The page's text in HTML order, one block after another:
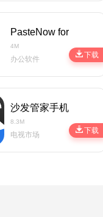
PasteNow for Mac
4M
办公软件 下载
沙发管家手机版
8.3M
电视市场 下载